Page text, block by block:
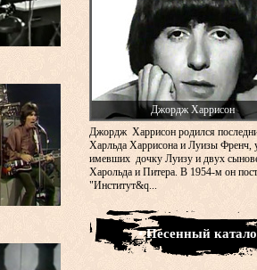
Джордж Харрисон
Джордж Харрисон родился
Харльда Харрисона и Луизы Френч,
имевших дочку Луизу и двух
Харольда и Питера. В 1954-м он
"Институт&q...
• Песенный